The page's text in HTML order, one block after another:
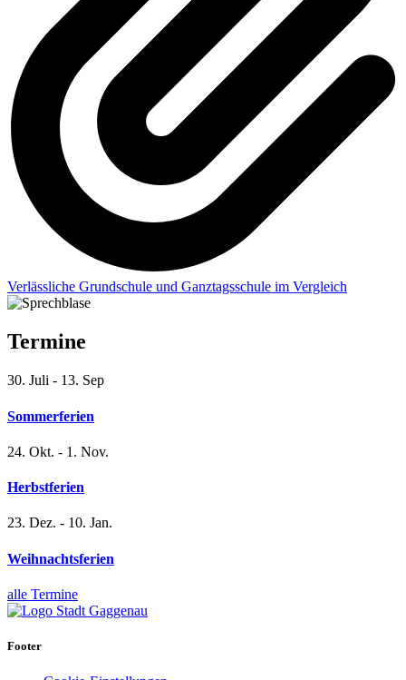
Verlässliche Grundschule und Ganztagsschule im Vergleich
Termine
30. Juli - 13. Sep
Sommerferien
24. Okt. - 1. Nov.
Herbstferien
23. Dez. - 10. Jan.
Weihnachtsferien
alle Termine
Footer